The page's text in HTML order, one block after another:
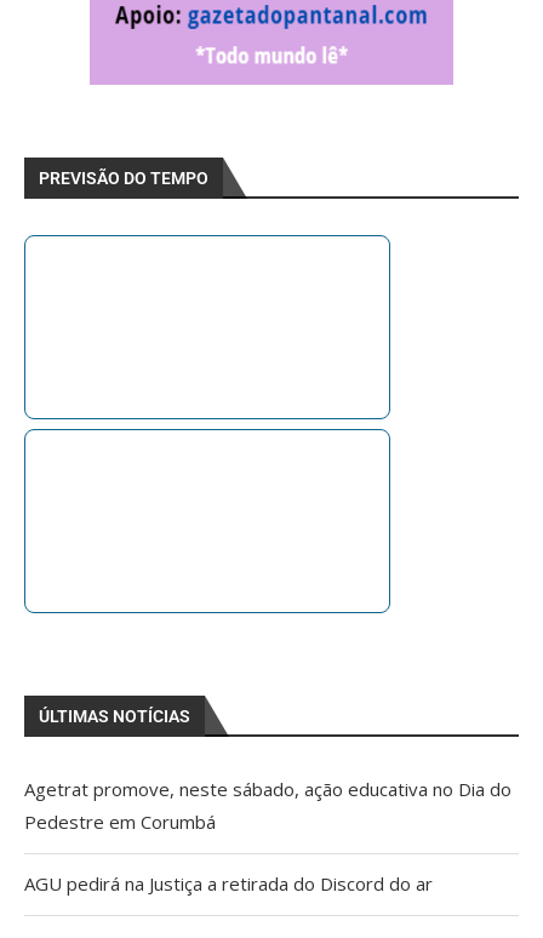
PREVISÃO DO TEMPO
ÚLTIMAS NOTÍCIAS
Agetrat promove, neste sábado, ação educativa no Dia do
Pedestre em Corumbá
AGU pedirá na Justiça a retirada do Discord do ar